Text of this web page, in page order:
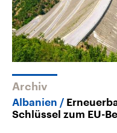
Archiv
Albanien
Schlüssel zum EU-